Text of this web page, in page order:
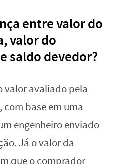
entre valor do
valor do
saldo devedor?
valor avaliado pela
base em uma
engenheiro enviado
Já o valor da